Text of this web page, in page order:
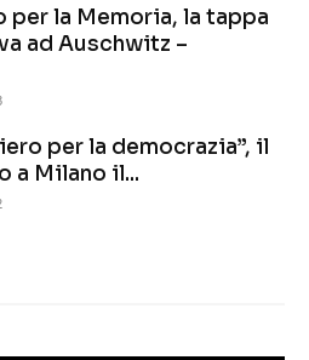
per la Memoria, la tappa
ad Auschwitz –
per la democrazia”, il
a Milano il...